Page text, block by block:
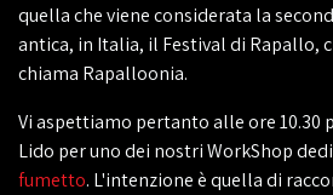
quella che viene considerata la
antica, in Italia, il Festival di Rapallo,
chiama Rapalloonia.
Vi aspettiamo pertanto alle ore 10.30
Lido per uno dei nostri WorkShop
fumetto. L'intenzione è quella di